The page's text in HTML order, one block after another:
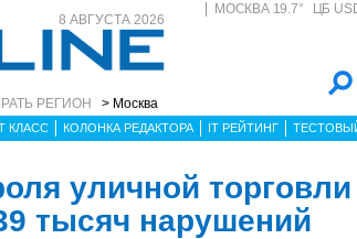
8 АВГУСТА 2026
РЕГИОН > Москва
МОСКВА 19.7° ЦБ
КЛАСС КОЛОНКА РЕДАКТОРА IT РЕЙТИНГ
уличной
тысяч нарушений